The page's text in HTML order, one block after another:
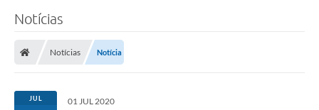
Notícias
Notícias Notícia
JUL 01 JUL 2020